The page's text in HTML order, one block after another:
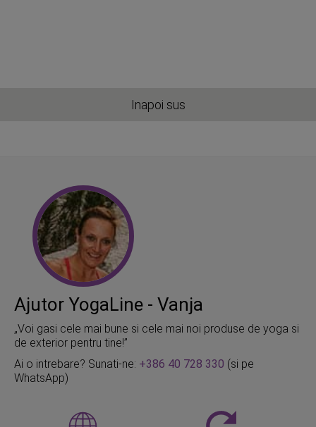
Inapoi sus
Ajutor YogaLine - Vanja
„Voi gasi cele mai bune si cele mai noi produse de yoga si
de exterior pentru tine!”
Ai o intrebare? Sunati-ne: +386 40 728 330 (si pe
WhatsApp)